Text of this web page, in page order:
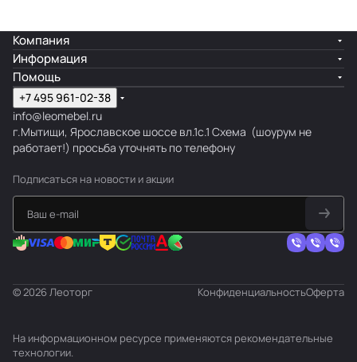
стильному
решению
фасада
здания, ваше
законченный
Компания
Информация
Помощь
+7 495 961-02-38
info@leomebel.ru
г.Мытищи, Ярославское шоссе вл.1с.1 Схема (шоурум не
работает!) просьба уточнять по телефону
Подписаться на новости и акции
© 2026 Леоторг КонфиденциальностьОферта
На информационном ресурсе применяются рекомендательные
технологии.